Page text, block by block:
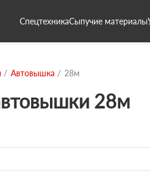
СпецтехникаСыпучие материалы
Автовышка 28м
28м